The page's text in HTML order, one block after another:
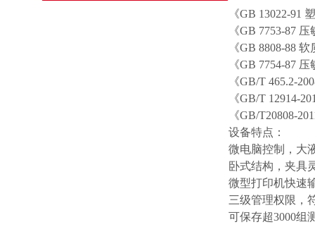
《GB 13022-91
《GB 7753-87
《GB 8808-88
《GB 7754-87
《GB/T 465.2-
《GB/T 12914-
《GB/T20808-
设备特点：
微电脑控制，大
卧式结构，夹具
微型打印机快速
三级管理权限，
可保存超3000组